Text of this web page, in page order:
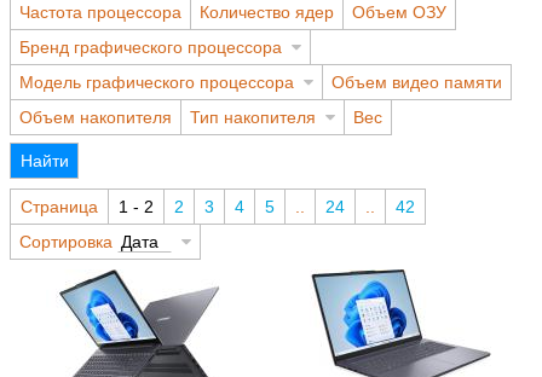
Частота процессора
Количество ядер
Объем ОЗУ
Бренд графического процессора
Модель графического процессора
Объем видео памяти
Объем накопителя
Тип накопителя Вес
Найти
Страница 1 - 2 2 3 4 5 24
42
Сортировка Дата